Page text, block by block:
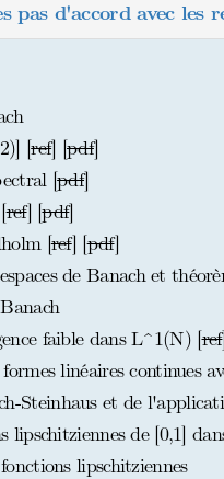
pas d'accord avec les
[ref] [pdf]
[pdf]
ref] [pdf]
[ref] [pdf]
de Banach et
faible dans L^1(N) [ref
linéaires continues
Steinhaus et de
lipschitziennes de [0,1]
lipschitziennes